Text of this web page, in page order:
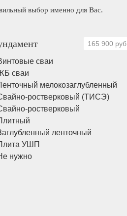
выбор именно для Вас.
165 900 руб.
сваи
сваи
мелокозаглубленный
ростверковый (ТИСЭ)
ростверковый
ленточный
УШП
нужно